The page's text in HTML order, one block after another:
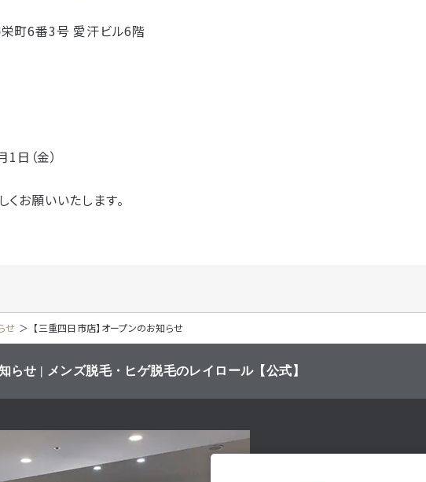
町6番3号 愛汗ビル6階
日（金）
お願いいたします。
せ ＞ 【三重四日市店】オープンのお知らせ
らせ | メンズ脱毛・ヒゲ脱毛のレイロール【公式】